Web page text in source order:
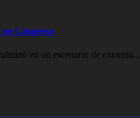
Congreso
en un escenario de extrema...